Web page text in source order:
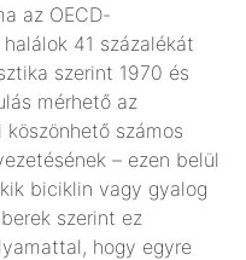
az OECD-
41 százalékát
szerint 1970 és
mérhető az
számos
– ezen belül
biciklin vagy gyalog
szerint ez
hogy egyre